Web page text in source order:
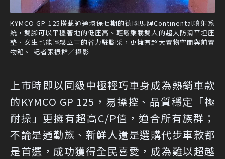
KYMCO GP 125搭載通過環保七期的德國馬牌Continental噴射系
統，雙腳可以平穩著地的低座高、輕鬆乘載雙人的超大防滑平坦座
墊、女生也能輕鬆立車的省力駐腳架，更擁有超大置物空間與前置
物箱。 記者張振群／攝影
上市時即以同級中極輕巧車身成為熱銷車款
的KYMCO GP 125，易操控、品質穩定「極
耐操」更擁有超高C/P值，適合所有族群；
不論是通勤族、新鮮人還是選購代步車款都
是首選，成功獲得全民喜愛，成為難以超越